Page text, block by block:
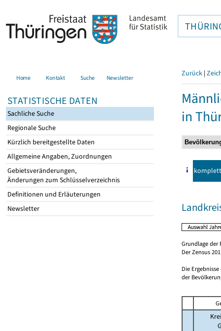
Home Kontakt Suche Newsletter
STATISTISCHE DATEN
Sachliche Suche
Regionale Suche
Kürzlich bereitgestellte Daten
Allgemeine Angaben, Zuordnungen
Gebietsveränderungen,
Änderungen zum Schlüsselverzeichnis
Definitionen und Erläuterungen
Newsletter
Zurück |
in
komplett
Grundlage der
Der Zensus
Die
der